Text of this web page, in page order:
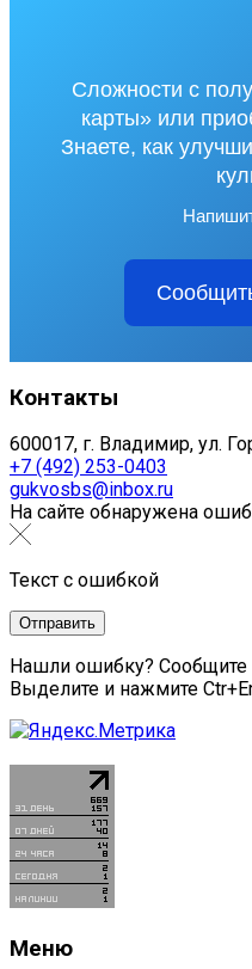
Сложности с
карты» или
Знаете, как
Контакты
600017, г. Владимир, ул.
+7 (492) 253-0403
gukvosbs@inbox.ru
На сайте обнаружена
Текст с ошибкой
Нашли ошибку? Сообщите
Выделите и нажмите
Меню